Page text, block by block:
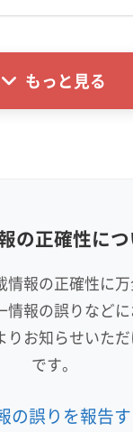
郡池田町
揖斐郡揖斐川
県) 愛知郡愛荘町
(滋賀県) 蒲生郡竜王町
(滋賀県) 栗東市
(滋賀県) 湖南市
(
もっと見る
の正確性に
情報の正確性に
情報の誤りなど
りお知らせいた
です。
の誤りを報告